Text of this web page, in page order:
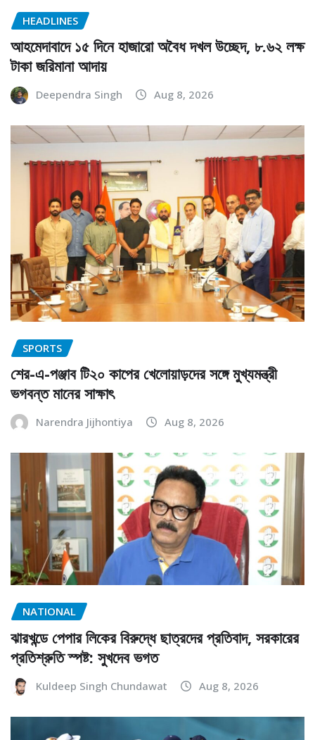
HEADLINES
আহমেদাবাদে ১৫ দিনে হাজারো অবৈধ দখল উচ্ছেদ, ৮.৬২ লক্ষ
টাকা জরিমানা আদায়
Deependra Singh Aug 8, 2026
SPORTS
শের-এ-পঞ্জাব টি২০ কাপের খেলোয়াড়দের সঙ্গে মুখ্যমন্ত্রী
ভগবন্ত মানের সাক্ষাৎ
Narendra Jijhontiya Aug 8, 2026
NATIONAL
ঝারখন্ডে পেপার লিকের বিরুদ্ধে ছাত্রদের প্রতিবাদ, সরকারের
প্রতিশ্রুতি স্পষ্ট: সুখদেব ভগত
Kuldeep Singh Chundawat Aug 8, 2026